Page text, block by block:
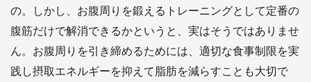
の。しかし、お腹周りを鍛えるトレーニングとして定番の
腹筋だけで解消できるかというと、実はそうではありませ
ん。お腹周りを引き締めるためには、適切な食事制限を実
践し摂取エネルギーを抑えて脂肪を減らすことも大切で